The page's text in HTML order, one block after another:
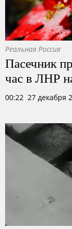
Реальная Россия
Пасечник
час в ЛНР
00:22 27 декабря